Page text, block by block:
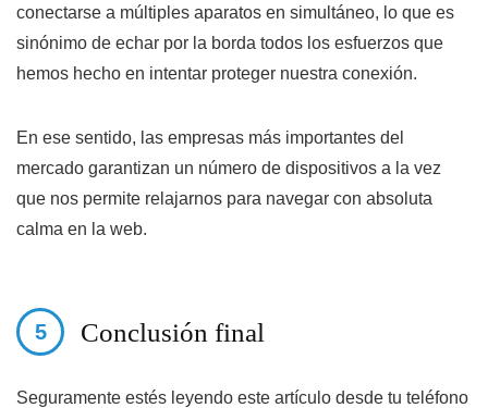
conectarse a múltiples aparatos en simultáneo, lo que es
sinónimo de echar por la borda todos los esfuerzos que
hemos hecho en intentar proteger nuestra conexión.
En ese sentido, las empresas más importantes del
mercado garantizan un número de dispositivos a la vez
que nos permite relajarnos para navegar con absoluta
calma en la web.
Conclusión final
Seguramente estés leyendo este artículo desde tu teléfono